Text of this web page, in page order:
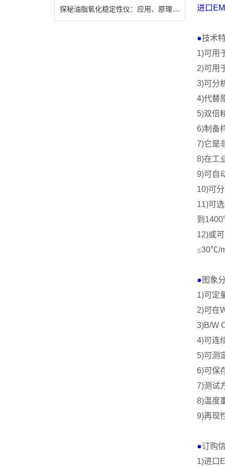
探秘油脂氧化稳定性仪：应用、原理与前景 进口
●技术
1)可用
2)可用
3)可分
4)代替
5)双倍
6)制备
7)它是
8)在工
9)可自
10)可
11)可
到 1400
12)或
≤30℃/
● 图象
1)可定
2)可在
3)B/W
4)可连
5)可测
6)可保
7)测试
8)温度
9)再现
●订购
1)进口